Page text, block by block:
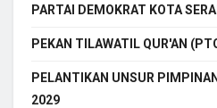
PARTAI DEMOKRAT KOTA
PEKAN TILAWATIL QUR'AN
PELANTIKAN UNSUR
2029